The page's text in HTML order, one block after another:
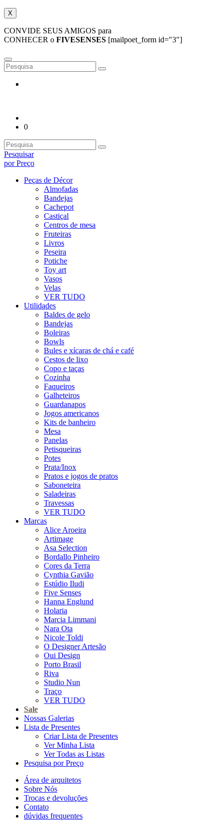
X
CONVIDE SEUS AMIGOS para
CONHECER o FIVESENSES [mailpoet_form id="3"]
0
Pesquisar
por Preço
Peças de Décor
Almofadas
Bandejas
Cachepot
Castiçal
Centros de mesa
Fruteiras
Livros
Peseira
Potiche
Toy art
Vasos
Velas
VER TUDO
Utilidades
Baldes de gelo
Bandejas
Boleiras
Bowls
Bules e xícaras de chá e café
Cestos de lixo
Copo e taças
Cozinha
Faqueiros
Galheteiros
Guardanapos
Jogos americanos
Kits de banheiro
Mesa
Panelas
Petisqueiras
Potes
Prata/Inox
Pratos e jogos de pratos
Saboneteira
Saladeiras
Travessas
VER TUDO
Marcas
Alice Aroeira
Artimage
Asa Selection
Bordallo Pinheiro
Cores da Terra
Cynthia Gavião
Estúdio Iludi
Five Senses
Hanna Englund
Holaria
Marcia Limmani
Nara Ota
Nicole Toldi
O Designer Artesão
Oui Design
Porto Brasil
Riva
Studio Nun
Traço
VER TUDO
Sale
Nossas Galerias
Lista de Presentes
Criar Lista de Presentes
Ver Minha Lista
Ver Todas as Listas
Pesquisa por Preço
Área de arquitetos
Sobre Nós
Trocas e devoluções
Contato
dúvidas frequentes